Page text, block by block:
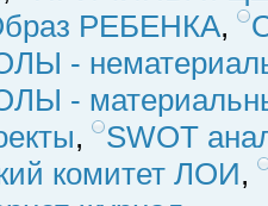
РЕБЕНКА,
-
-
,
SWOT
комитет ЛОИ,